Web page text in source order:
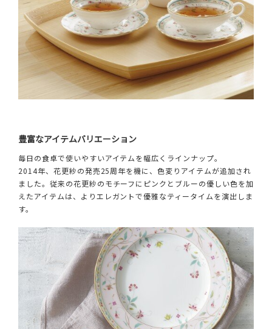
豊富なアイテムバリエーション
毎日の食卓で使いやすいアイテムを幅広くラインナップ。
2014年、花更紗の発売25周年を機に、色変りアイテムが追加され
ました。従来の花更紗のモチーフにピンクとブルーの優しい色を加
えたアイテムは、よりエレガントで優雅なティータイムを演出しま
す。